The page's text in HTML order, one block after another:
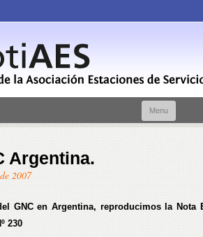
Menu
Argentina.
2007
GNC en Argentina, reproducimos la Nota
230